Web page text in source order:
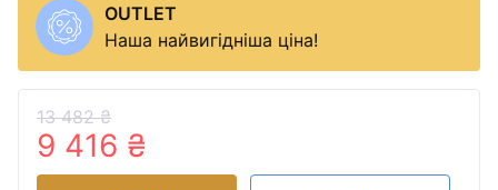
OUTLET
Наша найвигідніша ціна!
13 482 ₴
9 416 ₴